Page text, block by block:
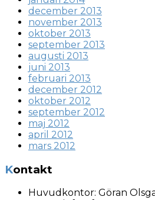
december 2013
november 2013
oktober 2013
september 2013
augusti 2013
juni 2013
februari 2013
december 2012
oktober 2012
september 2012
maj 2012
april 2012
mars 2012
Kontakt
Huvudkontor: Göran